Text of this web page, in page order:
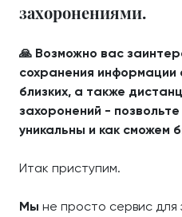
захоронениями.
🙏 Возможно вас
сохранения информации
близких, а также
захоронений -
уникальны и как сможем
Итак приступим.
Мы не просто сервис для